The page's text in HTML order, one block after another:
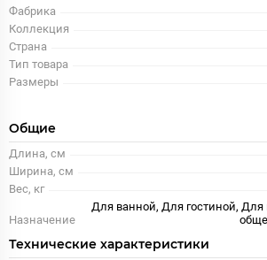
Фабрика
Коллекция
Страна
Тип товара
Размеры
Общие
Длина, см
Ширина, см
Вес, кг
Назначение
Для ванной, Для гостиной, Для
Технические характеристики